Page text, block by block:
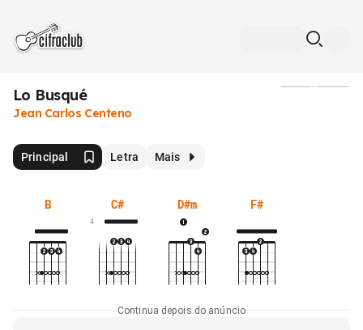
Lo Busqué
Jean Carlos Centeno
Principal Letra Mais
B C#
4
D#m F#
Continua depois do anúncio